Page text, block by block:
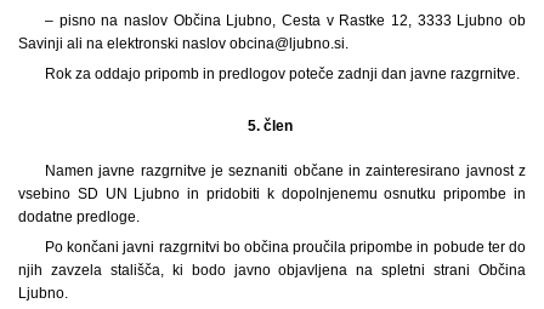
– pisno na naslov Občina Ljubno, Cesta v Rastke 12, 3333 Ljubno ob
Savinji ali na elektronski naslov obcina@ljubno.si.
Rok za oddajo pripomb in predlogov poteče zadnji dan javne razgrnitve.
5. člen
Namen javne razgrnitve je seznaniti občane in zainteresirano javnost z
vsebino SD UN Ljubno in pridobiti k dopolnjenemu osnutku pripombe in
dodatne predloge.
Po končani javni razgrnitvi bo občina proučila pripombe in pobude ter do
njih zavzela stališča, ki bodo javno objavljena na spletni strani Občina
Ljubno.